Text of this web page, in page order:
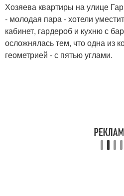
Хозяева квартиры на улице
- молодая пара - хотели
кабинет, гардероб и кухню с
осложнялась тем, что одна из
геометрией - с пятью углами.